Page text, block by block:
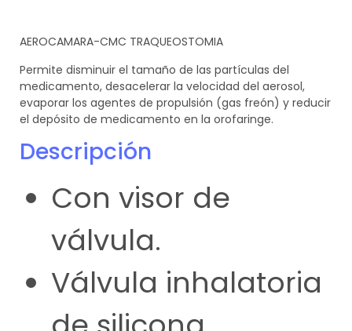
AEROCAMARA-CMC TRAQUEOSTOMIA
Permite disminuir el tamaño de las partículas del
medicamento, desacelerar la velocidad del aerosol,
evaporar los agentes de propulsión (gas freón) y reducir
el depósito de medicamento en la orofaringe.
Descripción
Con visor de
válvula.
Válvula inhalatoria